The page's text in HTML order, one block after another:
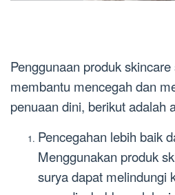
Penggunaan produk
membantu mencegah dan
penuaan dini, berikut adalah
Pencegahan lebih baik
Menggunakan produk
surya dapat melindungi